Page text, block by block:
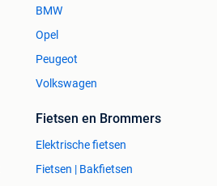
BMW
Opel
Peugeot
Volkswagen
Fietsen en Brommers
Elektrische fietsen
Fietsen | Bakfietsen